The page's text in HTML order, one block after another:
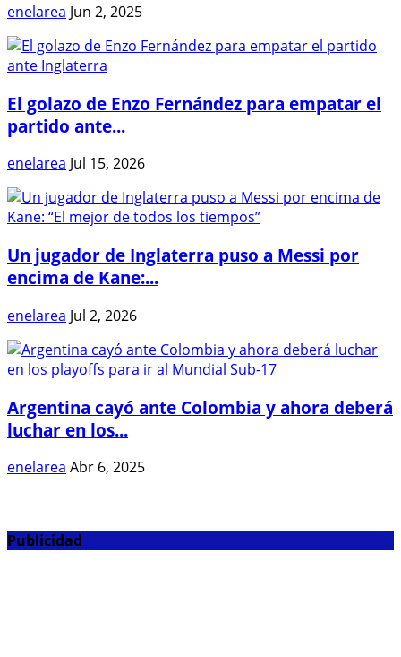
enelarea Jun 2, 2025
El golazo de Enzo Fernández para empatar el
partido ante...
enelarea Jul 15, 2026
Un jugador de Inglaterra puso a Messi por
encima de Kane:...
enelarea Jul 2, 2026
Argentina cayó ante Colombia y ahora deberá
luchar en los...
enelarea Abr 6, 2025
Publicidad